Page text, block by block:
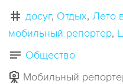
досуг Отдых Лето
мобильный репортер
Общество
Мобильный